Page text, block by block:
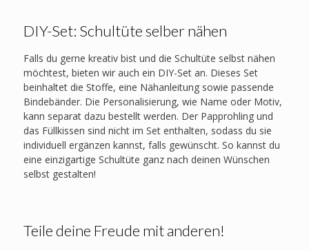
DIY-Set: Schultüte selber nähen
Falls du gerne kreativ bist und die Schultüte selbst nähen
möchtest, bieten wir auch ein DIY-Set an. Dieses Set
beinhaltet die Stoffe, eine Nähanleitung sowie passende
Bindebänder. Die Personalisierung, wie Name oder Motiv,
kann separat dazu bestellt werden. Der Papprohling und
das Füllkissen sind nicht im Set enthalten, sodass du sie
individuell ergänzen kannst, falls gewünscht. So kannst du
eine einzigartige Schultüte ganz nach deinen Wünschen
selbst gestalten!
Teile deine Freude mit anderen!